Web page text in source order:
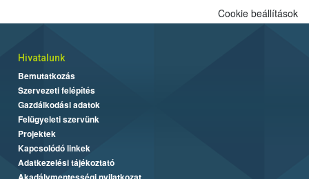
Cookie beállítások
Hivatalunk
Bemutatkozás
Szervezeti felépítés
Gazdálkodási adatok
Felügyeleti szervünk
Projektek
Kapcsolódó linkek
Adatkezelési tájékoztató